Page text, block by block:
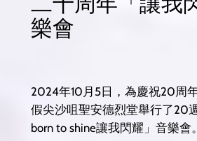
樂會
2024年10月5日，為慶祝20周
假尖沙咀聖安德烈堂舉行了20
born to shine讓我閃耀」音樂會。